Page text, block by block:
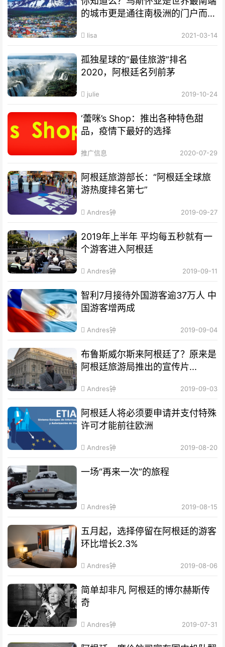
的城市更是通往南极洲的门户而驰
lisa 2021-03-14
孤独星球的“最佳旅游”排名
2020，阿根廷名列前茅
julie 2019-10-24
‘蕾咪’s Shop：推出各种特色甜
品，疫情下最好的选择
推广信息 2020-07-29
阿根廷旅游部长：“阿根廷全球旅
游热度排名第七”
Andres钟 2019-09-27
2019年上半年 平均每五秒就有一
个游客进入阿根廷
Andres钟 2019-09-11
智利7月接待外国游客逾37万人 中
国游客增两成
Andres钟 2019-09-04
布鲁斯威尔斯来阿根廷了？原来是
阿根廷旅游局推出的宣传片...
Andres钟 2019-09-03
阿根廷人将必须要申请并支付特殊
许可才能前往欧洲
Andres钟 2019-08-20
一场“再来一次”的旅程
Andres钟 2019-08-15
五月起，选择停留在阿根廷的游客
环比增长2.3%
Andres钟 2019-08-06
简单却非凡 阿根廷的博尔赫斯传
奇
Andres钟 2019-07-31